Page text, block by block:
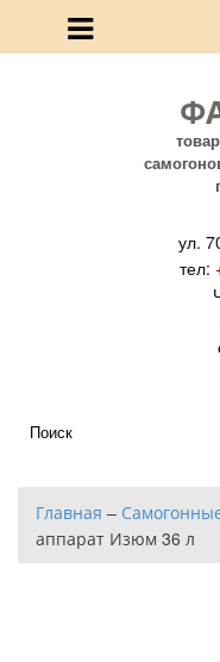
ул.
тел:
Главная –
аппарат Изюм 36 л